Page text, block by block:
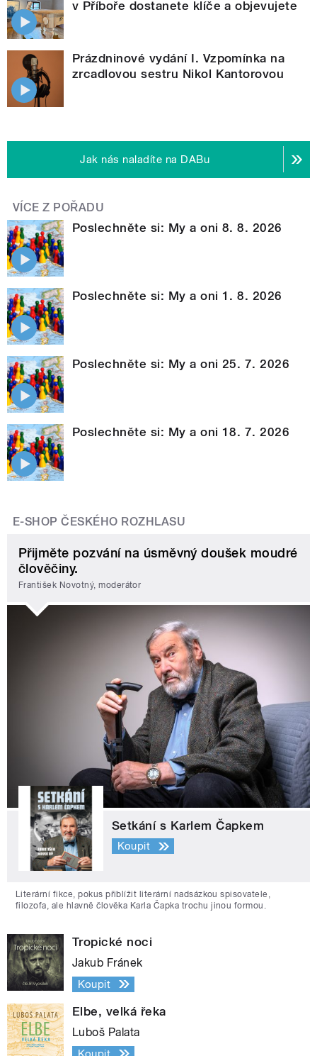
v Příboře dostanete klíče a objevujete
Prázdninové vydání I. Vzpomínka na
zrcadlovou sestru Nikol Kantorovou
Jak nás naladíte na DABu
VÍCE Z POŘADU
Poslechněte si: My a oni 8. 8. 2026
Poslechněte si: My a oni 1. 8. 2026
Poslechněte si: My a oni 25. 7. 2026
Poslechněte si: My a oni 18. 7. 2026
E-SHOP ČESKÉHO ROZHLASU
Přijměte pozvání na úsměvný doušek moudré
člověčiny.
František Novotný, moderátor
Setkání s Karlem Čapkem
Koupit
Literární fikce, pokus přiblížit literární nadsázkou spisovatele,
filozofa, ale hlavně člověka Karla Čapka trochu jinou formou.
Tropické noci
Jakub Fránek
Koupit
Elbe, velká řeka
Luboš Palata